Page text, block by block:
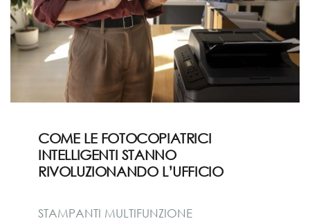
COME LE FOTOCOPIATRICI
INTELLIGENTI STANNO
RIVOLUZIONANDO L’UFFICIO
STAMPANTI MULTIFUNZIONE